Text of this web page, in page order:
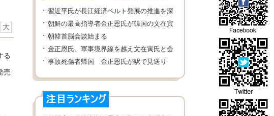
大
る
売
習近平氏が長江経済ベルト発展の推進を深
化させる座談会を主宰、演説も発表
朝鮮の最高指導者金正恩氏が韓国の文在寅
大統領と会談
朝韓首脳会談始まる
金正恩氏、軍事境界線を越え文在寅氏と会
談へ
事故死傷者帰国 金正恩氏が駅で見送り